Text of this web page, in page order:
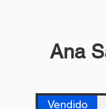
Ana
Vendido